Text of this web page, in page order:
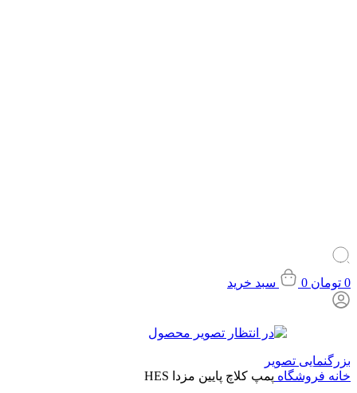
0 تومان 0 سبد خرید
بزرگنمایی تصویر
خانه فروشگاه پمپ کلاچ پایین مزدا HES